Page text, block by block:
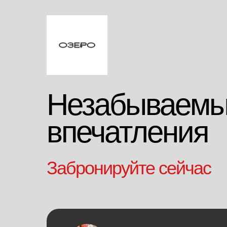
впечатления
Забронируйте сейчас